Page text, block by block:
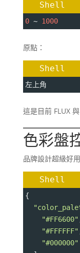
Shell
0 ~ 1000
原點：
Shell
左上角
這是目前 FLUX
色彩盤
品牌設計超級好用
Shell
{
"#FF6600"
"#FFFFFF"
"#000000"